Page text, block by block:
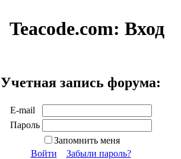
Teacode.com: Вход
Учетная запись форума:
E-mail
Пароль
Запомнить меня
Войти
Забыли пароль?